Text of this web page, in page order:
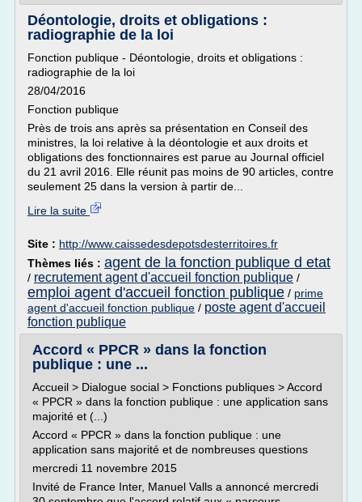
Déontologie, droits et obligations :
radiographie de la loi
Fonction publique - Déontologie, droits et obligations :
radiographie de la loi
28/04/2016
Fonction publique
Près de trois ans après sa présentation en Conseil des
ministres, la loi relative à la déontologie et aux droits et
obligations des fonctionnaires est parue au Journal officiel
du 21 avril 2016. Elle réunit pas moins de 90 articles, contre
seulement 25 dans la version à partir de...
Lire la suite
Site : http://www.caissedesdepotsdesterritoires.fr
Thèmes liés : agent de la fonction publique d etat
/ recrutement agent d'accueil fonction publique /
emploi agent d'accueil fonction publique / prime
agent d'accueil fonction publique / poste agent d'accueil
fonction publique
Accord « PPCR » dans la fonction
publique : une ...
Accueil > Dialogue social > Fonctions publiques > Accord
« PPCR » dans la fonction publique : une application sans
majorité et (...)
Accord « PPCR » dans la fonction publique : une
application sans majorité et de nombreuses questions
mercredi 11 novembre 2015
Invité de France Inter, Manuel Valls a annoncé mercredi